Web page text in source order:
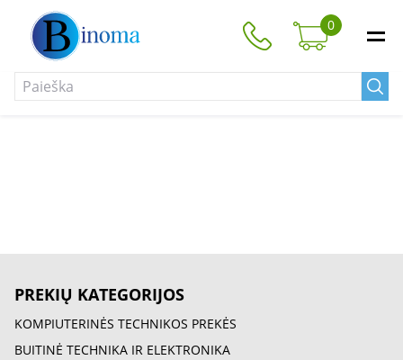
0
PREKIŲ KATEGORIJOS
KOMPIUTERINĖS TECHNIKOS PREKĖS
BUITINĖ TECHNIKA IR ELEKTRONIKA